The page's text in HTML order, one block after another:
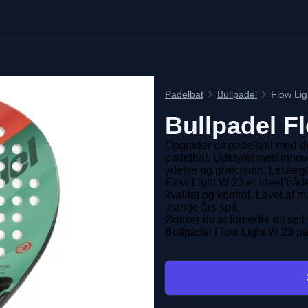
Padelbat Bullpadel Flow
Bullpadel
Opgrader dit padelspil med
padelbat. Udstyret med
ydelse og præcision.
Flow Light W 23 er ideel
kvalitet og kontrol. Lavet af
mange års spil.
Ønsker du at forbedre dit
Bullpadel Flow Light W 23